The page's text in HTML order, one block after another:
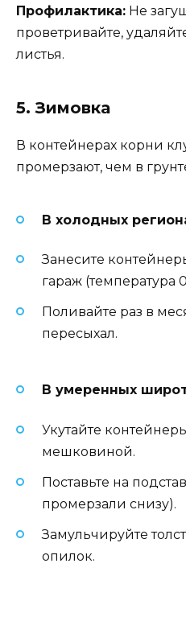
Профилактика: Не
проветривайте,
листья.
5. Зимовка
В контейнерах корни
промерзают, чем в
В холодных
Занесите
гараж (температура
Поливайте раз в
пересыхал.
В умеренных
Укутайте
мешковиной.
Поставьте на
промерзали снизу).
Замульчируйте
опилок.